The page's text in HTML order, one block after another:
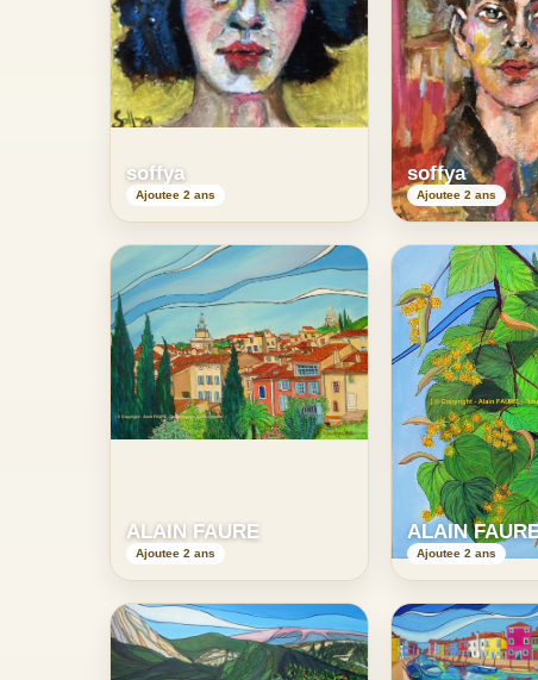
soffya
Ajoutee 2 ans
soffya
Ajoutee 2 ans
ALAIN FAURE
Ajoutee 2 ans
ALAIN
Ajoutee 2 ans